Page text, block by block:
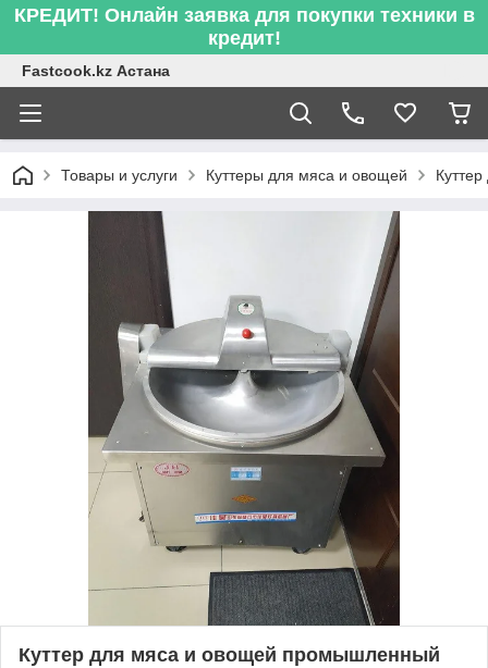
КРЕДИТ! Онлайн заявка для покупки техники в
кредит!
Fastcook.kz Астана
Товары и услуги Куттеры для мяса и овощей
Куттер для мяса и овощей промышленный